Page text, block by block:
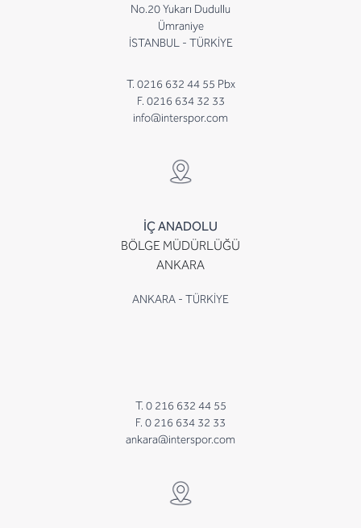
No.20 Yukarı Dudullu
Ümraniye
İSTANBUL - TÜRKİYE
T. 0216 632 44 55 Pbx
F. 0216 634 32 33
info@interspor.com
İÇ ANADOLU
BÖLGE MÜDÜRLÜĞÜ
ANKARA
ANKARA - TÜRKİYE
T. 0 216 632 44 55
F. 0 216 634 32 33
ankara@interspor.com